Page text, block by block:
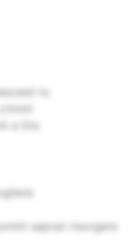
tu
a Dio
sapran risorgere